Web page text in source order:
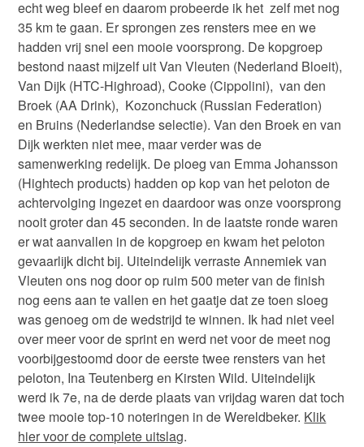
echt weg bleef en daarom probeerde ik het zelf met nog
35 km te gaan. Er sprongen zes rensters mee en we
hadden vrij snel een mooie voorsprong. De kopgroep
bestond naast mijzelf uit Van Vleuten (Nederland Bloeit),
Van Dijk (HTC-Highroad), Cooke (Cippolini), van den
Broek (AA Drink), Kozonchuck (Russian Federation)
en Bruins (Nederlandse selectie). Van den Broek en van
Dijk werkten niet mee, maar verder was de
samenwerking redelijk. De ploeg van Emma Johansson
(Hightech products) hadden op kop van het peloton de
achtervolging ingezet en daardoor was onze voorsprong
nooit groter dan 45 seconden. In de laatste ronde waren
er wat aanvallen in de kopgroep en kwam het peloton
gevaarlijk dicht bij. Uiteindelijk verraste Annemiek van
Vleuten ons nog door op ruim 500 meter van de finish
nog eens aan te vallen en het gaatje dat ze toen sloeg
was genoeg om de wedstrijd te winnen. Ik had niet veel
over meer voor de sprint en werd net voor de meet nog
voorbijgestoomd door de eerste twee rensters van het
peloton, Ina Teutenberg en Kirsten Wild. Uiteindelijk
werd ik 7e, na de derde plaats van vrijdag waren dat toch
twee mooie top-10 noteringen in de Wereldbeker. Klik
hier voor de complete uitslag.